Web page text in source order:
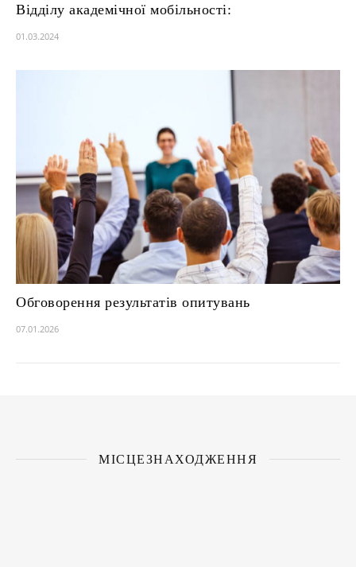
Відділу академічної мобільності:
01.03.2024
Обговорення результатів опитувань
07.01.2026
МІСЦЕЗНАХОДЖЕННЯ